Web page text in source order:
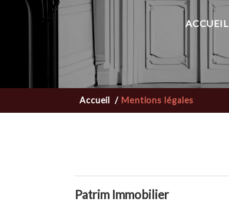
ACCUEIL
Accueil/ Mentions légales
Patrim Immobilier